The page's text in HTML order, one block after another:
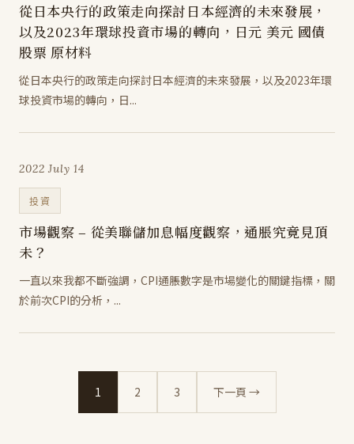
從日本央行的政策走向探討日本經濟的未來發展，
以及2023年環球投資市場的轉向，日元 美元 國債
股票 原材料
從日本央行的政策走向探討日本經濟的未來發展，以及2023年環
球投資市場的轉向，日...
2022 July 14
投資
市場觀察 – 從美聯儲加息幅度觀察，通脹究竟見頂
未？
一直以來我都不斷強調，CPI通脹數字是市場變化的關鍵指標，關
於前次CPI的分析，...
1 2 3 下一頁 →